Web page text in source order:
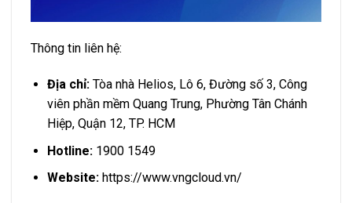
Thông tin liên hệ:
Địa chỉ:Tòa nhà Helios, Lô 6, Đường số 3, Công
viên phần mềm Quang Trung, Phường Tân Chánh
Hiệp, Quận 12, TP. HCM
Hotline:1900 1549
Website:https://www.vngcloud.vn/